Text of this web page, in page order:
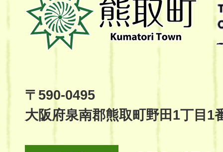
取
町
Kumatori
Site
〒590-0495
大阪府泉南郡熊取町野田1丁目1